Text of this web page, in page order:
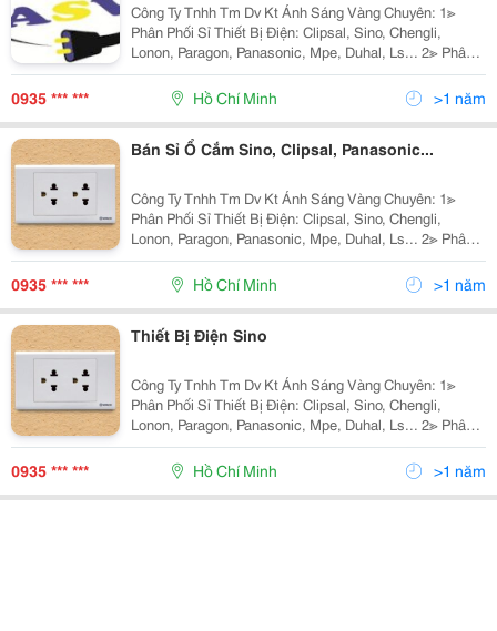
Công Ty Tnhh Tm Dv Kt Ánh Sáng Vàng Chuyên: 1≫
Phân Phối Sỉ Thiết Bị Điện: Clipsal, Sino, Chengli,
Lonon, Paragon, Panasonic, Mpe, Duhal, Ls... 2≫ Phân
Phối Đèn Chiếu Sáng Nội Ngoại Thất: Hufa Lighting,
Fata Lighting, Euroto, Nét Việt, Sano,
0935 *** *** Hồ Chí Minh >1 năm
Bán Sỉ Ổ Cắm Sino, Clipsal, Panasonic...
Công Ty Tnhh Tm Dv Kt Ánh Sáng Vàng Chuyên: 1≫
Phân Phối Sỉ Thiết Bị Điện: Clipsal, Sino, Chengli,
Lonon, Paragon, Panasonic, Mpe, Duhal, Ls... 2≫ Phân
Phối Đèn Chiếu Sáng Nội Ngoại Thất: Hufa Lighting,
Fata Lighting, Euroto, Nét Việt, Sano,
0935 *** *** Hồ Chí Minh >1 năm
Thiết Bị Điện Sino
Công Ty Tnhh Tm Dv Kt Ánh Sáng Vàng Chuyên: 1≫
Phân Phối Sỉ Thiết Bị Điện: Clipsal, Sino, Chengli,
Lonon, Paragon, Panasonic, Mpe, Duhal, Ls... 2≫ Phân
Phối Đèn Chiếu Sáng Nội Ngoại Thất: Hufa Lighting,
Fata Lighting, Euroto, Nét Việt, Sano,
0935 *** *** Hồ Chí Minh >1 năm